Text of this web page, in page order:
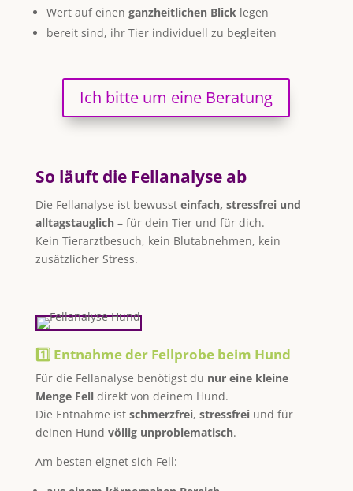
Wert auf einen ganzheitlichen Blicklegen
bereit sind, ihr Tier individuell zu begleiten
Ich bitte um eine Beratung
So läuft die Fellanalyse ab
Die Fellanalyse ist bewusst einfach, stressfrei und
alltagstauglich– für dein Tier und für dich.
Kein Tierarztbesuch, kein Blutabnehmen, kein
zusätzlicher Stress.
1️⃣ Entnahme der Fellprobe beim Hund
Für die Fellanalyse benötigst du nur eine kleine
Menge Felldirekt von deinem Hund.
Die Entnahme ist schmerzfrei, stressfreiund für
deinen Hund völlig unproblematisch.
Am besten eignet sich Fell: